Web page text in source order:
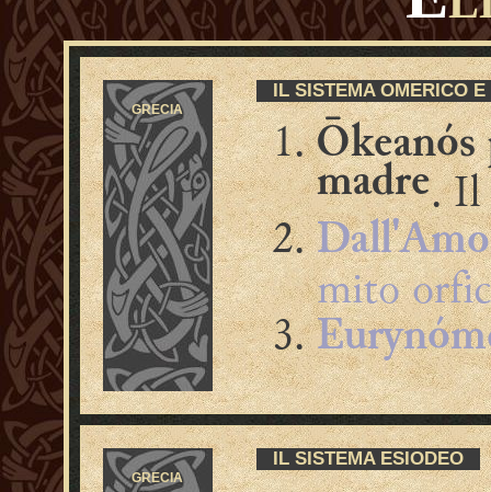
GRECIA
IL SISTEMA OMERICO E
Ōkeanós
madre. Il
mito
GRECIA
IL SISTEMA ESIODEO